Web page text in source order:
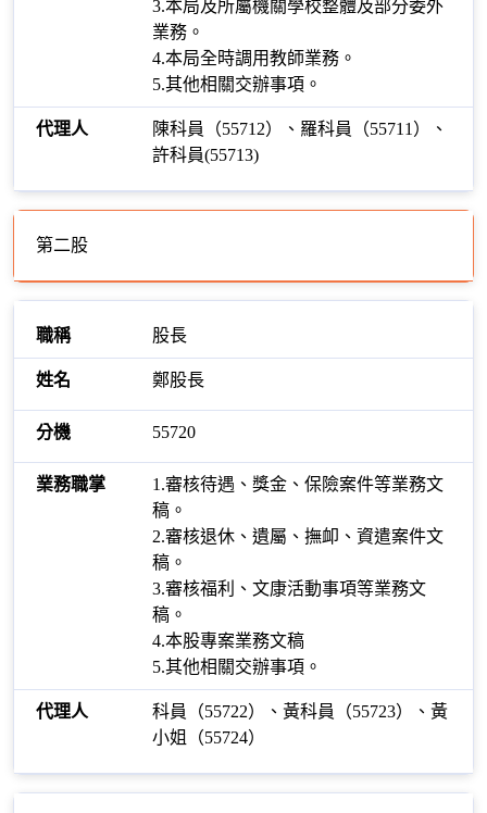
3.本局及所屬機關學校整體及部分委外
業務。
4.本局全時調用教師業務。
5.其他相關交辦事項。
陳科員（55712）、羅科員（55711）、
許科員(55713)
第二股
股長
鄭股長
55720
1.審核待遇、獎金、保險案件等業務文
稿。
2.審核退休、遺屬、撫卹、資遣案件文
稿。
3.審核福利、文康活動事項等業務文
稿。
4.本股專案業務文稿
5.其他相關交辦事項。
科員（55722）、黃科員（55723）、黃
小姐（55724）